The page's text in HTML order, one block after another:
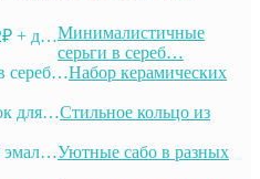
Минималистичные
серьги в сереб…
Набор керамических
Стильное кольцо из
Уютные сабо в разных